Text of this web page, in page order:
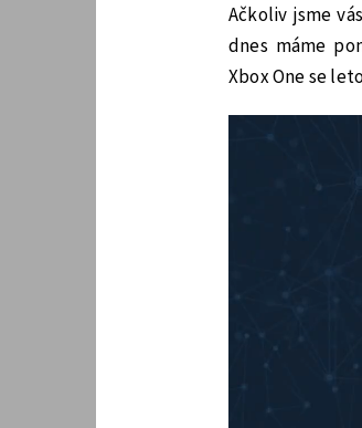
Ačkoliv jsme
dnes máme
Xbox One se